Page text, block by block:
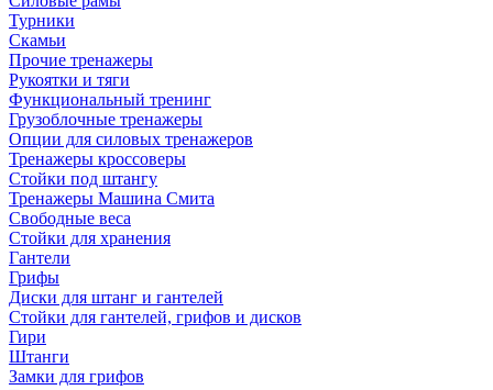
Турники
Скамьи
Прочие тренажеры
Рукоятки и тяги
Функциональный тренинг
Грузоблочные тренажеры
Опции для силовых тренажеров
Тренажеры кроссоверы
Стойки под штангу
Тренажеры Машина Смита
Свободные веса
Стойки для хранения
Гантели
Грифы
Диски для штанг и гантелей
Стойки для гантелей, грифов и дисков
Гири
Штанги
Замки для грифов